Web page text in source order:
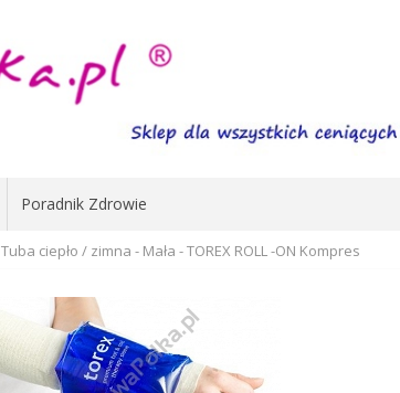
Poradnik Zdrowie
Tuba ciepło / zimna - Mała - TOREX ROLL -ON Kompres